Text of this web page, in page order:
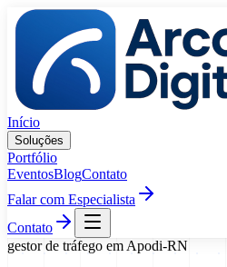
Pular para o conteúdo
Início
Soluções
Portfólio
EventosBlogContato
Falar com Especialista
Contato
gestor de tráfego em Apodi-RN